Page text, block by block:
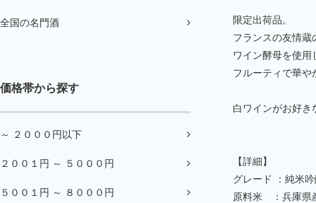
全国の名門酒
価格帯から探す
～ ２０００円以下
２００１円 ～ ５０００円
５００１円 ～ ８０００円
限定出荷品。
フランスの友情蔵
ワイン酵母を使
フルーティで華や
白ワインがお好き
【詳細】
グレード ：純米
原料米 ：兵庫県